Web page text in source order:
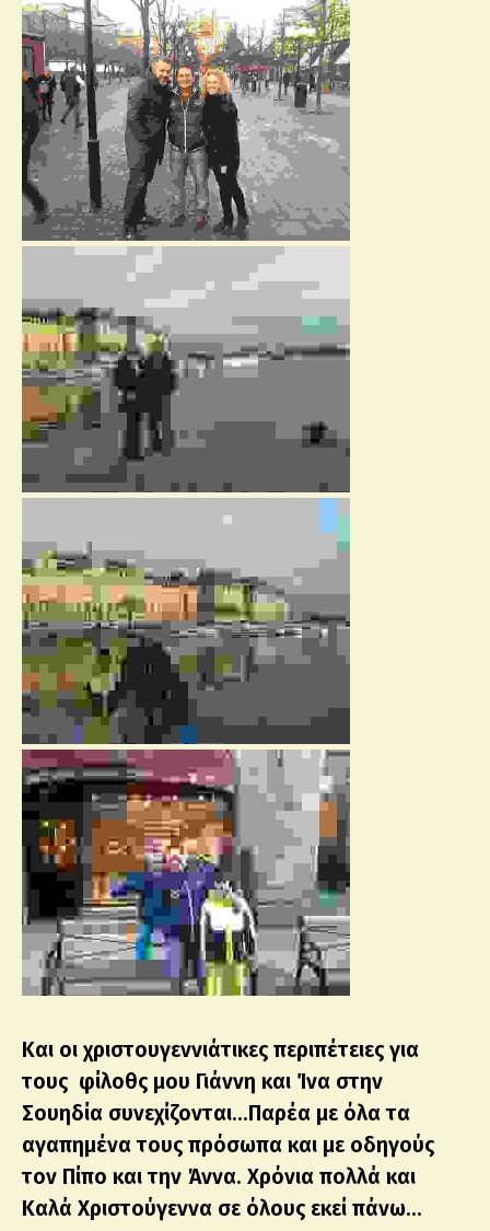
Και οι χριστουγεννιάτικες περιπέτειες για
τους φίλοθς μου Γιάννη και Ίνα στην
Σουηδία συνεχίζονται…Παρέα με όλα τα
αγαπημένα τους πρόσωπα και με οδηγούς
τον Πίπο και την Άννα. Χρόνια πολλά και
Καλά Χριστούγεννα σε όλους εκεί πάνω…